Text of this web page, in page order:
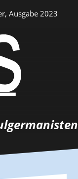
Ausgabe 2023